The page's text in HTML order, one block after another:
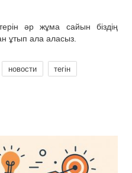
әр жұма сайын біздің
ұтып ала аласыз.
новости тегін